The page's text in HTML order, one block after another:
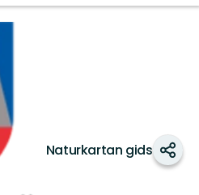
Naturkartan gids